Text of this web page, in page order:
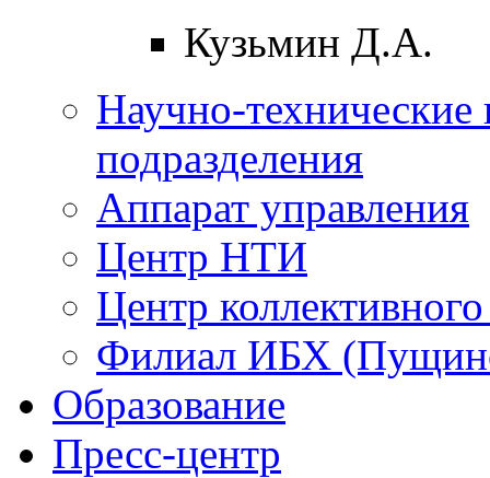
Кузьмин Д.А.
Научно-технические
подразделения
Аппарат управления
Центр НТИ
Центр
Филиал ИБХ
Образование
Пресс-центр